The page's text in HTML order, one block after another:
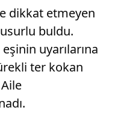
dikkat etmeyen
buldu.
uyarılarına
ter kokan